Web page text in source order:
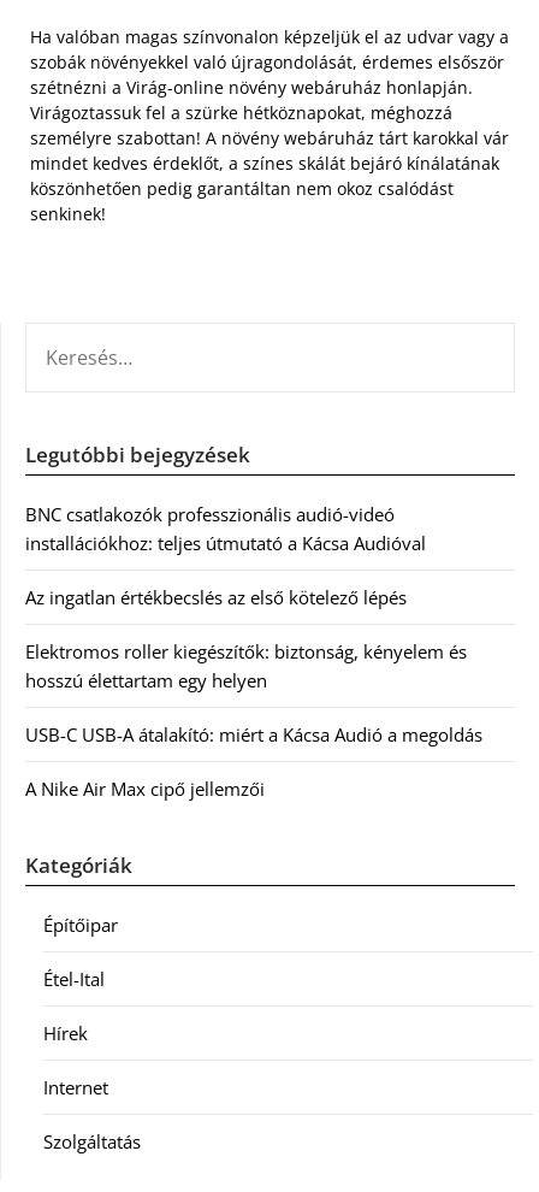
Ha valóban magas színvonalon képzeljük el az udvar vagy a
szobák növényekkel való újragondolását, érdemes elsőször
szétnézni a Virág-online növény webáruház honlapján.
Virágoztassuk fel a szürke hétköznapokat, méghozzá
személyre szabottan! A növény webáruház tárt karokkal vár
mindet kedves érdeklőt, a színes skálát bejáró kínálatának
köszönhetően pedig garantáltan nem okoz csalódást
senkinek!
Legutóbbi bejegyzések
BNC csatlakozók professzionális audió-videó
installációkhoz: teljes útmutató a Kácsa Audióval
Az ingatlan értékbecslés az első kötelező lépés
Elektromos roller kiegészítők: biztonság, kényelem és
hosszú élettartam egy helyen
USB-C USB-A átalakító: miért a Kácsa Audió a megoldás
A Nike Air Max cipő jellemzői
Kategóriák
Építőipar
Étel-Ital
Hírek
Internet
Szolgáltatás